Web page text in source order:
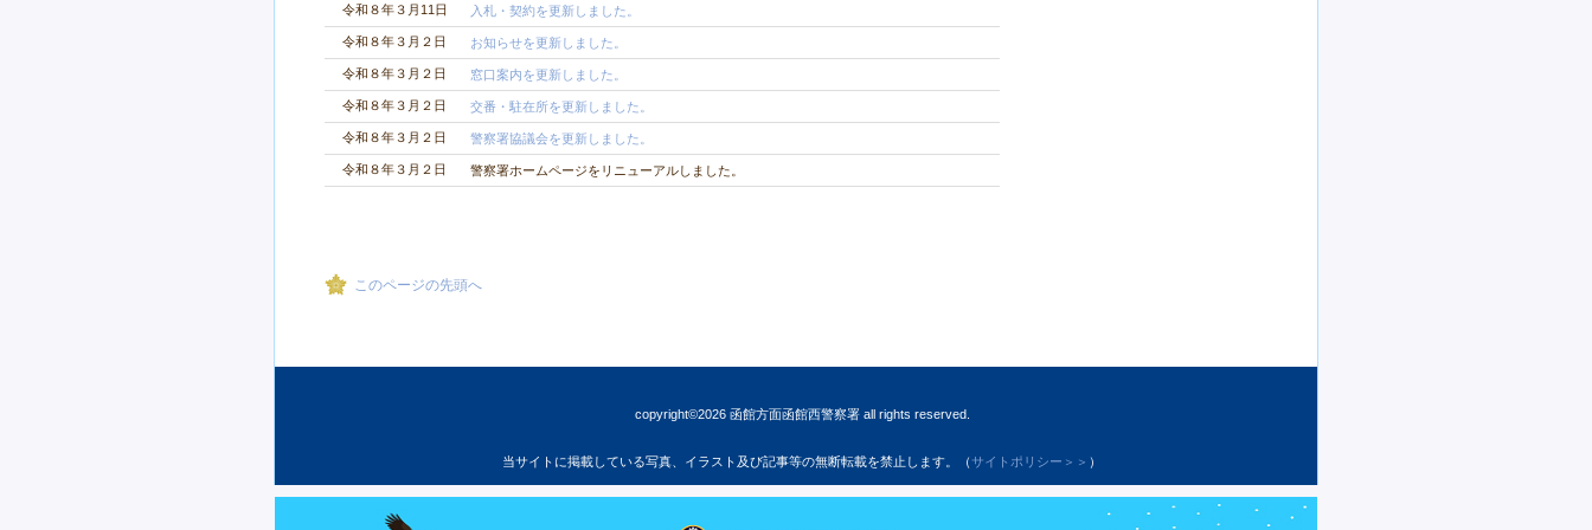
令和８年３月11日 入札・契約を更新しました。
令和８年３月２日 お知らせを更新しました。
令和８年３月２日 窓口案内を更新しました。
令和８年３月２日 交番・駐在所を更新しました。
令和８年３月２日 警察署協議会を更新しました。
令和８年３月２日 警察署ホームページをリニューアルしました。
このページの先頭へ
copyright©2026 函館方面函館西警察署 all rights reserved.
当サイトに掲載している写真、イラスト及び記事等の無断転載を禁止します。（サイトポリシー＞＞ ）